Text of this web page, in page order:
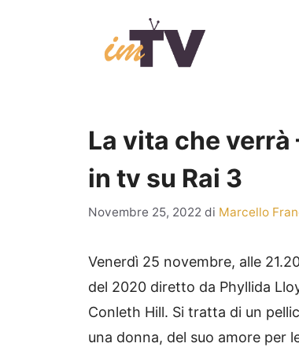
La vita che
in tv su Rai 3
Novembre 25, 2022 di Marcello
Venerdì 25 novembre, alle
del 2020 diretto da Phyllida
Conleth Hill. Si tratta di un
una donna, del suo amore per